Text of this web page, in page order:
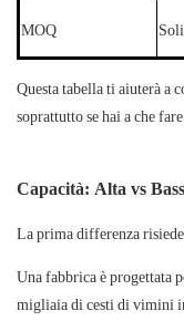
MOQ
Questa tabella ti aiuterà a
soprattutto se hai a che
Capacità: Alta vs
La prima differenza
Una fabbrica è progettata
migliaia di cesti di vimini